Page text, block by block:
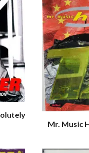
Mr. Music